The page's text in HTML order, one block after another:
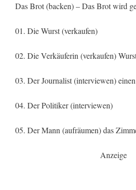
Das Brot (backen) – Das Brot wird
01. Die Wurst (verkaufen)
02. Die Verkäuferin (verkaufen)
03. Der Journalist (interviewen)
04. Der Politiker (interviewen)
05. Der Mann (aufräumen) das
Anzeige